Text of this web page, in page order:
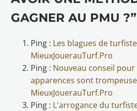
GAGNER AU PMU ?”
Ping : Les blagues de
MieuxJouerauTurf.Pro
Ping : Nouveau conseil pour
apparences sont
MieuxJouerauTurf.Pro
Ping : L'arrogance du